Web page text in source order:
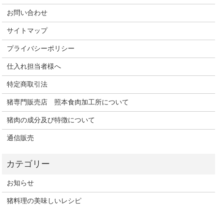
お問い合わせ
サイトマップ
プライバシーポリシー
仕入れ担当者様へ
特定商取引法
猪専門販売店 照本食肉加工所について
猪肉の成分及び特徴について
通信販売
お知らせ
猪料理の美味しいレシピ